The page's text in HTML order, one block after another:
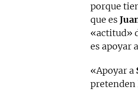
porque
que es
«actitud»
es apoyar a
«Apoyar a